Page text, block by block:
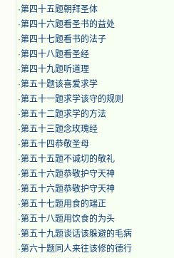
·第四十五题朝拜圣体
·第四十六题看圣书的益处
·第四十七题看书的法子
·第四十八题看圣经
·第四十九题听道理
·第五十题该喜爱求学
·第五十一题求学该守的规则
·第五十二题求学的方法
·第五十三题念玫瑰经
·第五十四恭敬圣母
·第五十五题不诚切的敬礼
·第五十六题恭敬护守天神
·第五十六题恭敬护守天神
·第五十七题用食的端正
·第五十八题用饮食的为头
·第五十九题谈话该躲避的毛病
·第六十题同人来往该修的德行